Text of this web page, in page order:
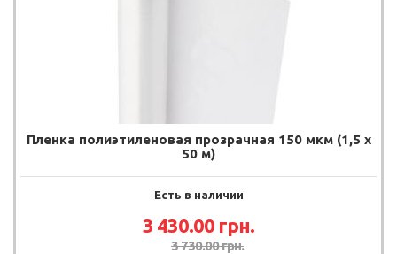
Пленка полиэтиленовая прозрачная 150 мкм (1,5 х
50 м)
Есть в наличии
3 430.00 грн.
3 730.00 грн.